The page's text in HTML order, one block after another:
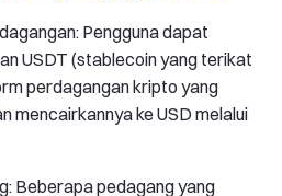
Pengguna dapat
USDT (stablecoin yang terikat
perdagangan kripto yang
mencairkannya ke USD melalui
Beberapa pedagang yang